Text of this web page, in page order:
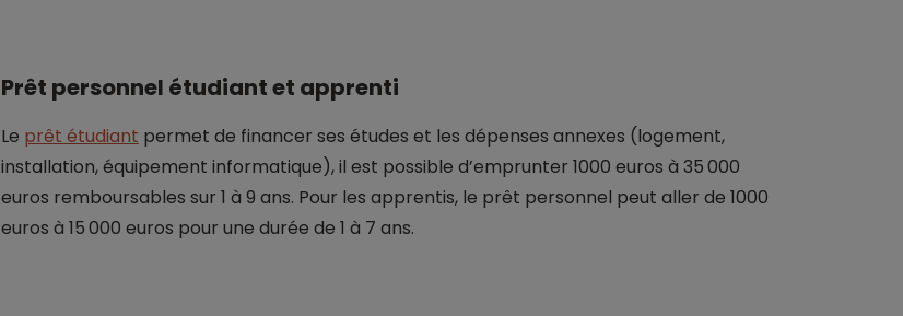
Prêt personnel étudiant et apprenti
Le prêt étudiant permet de financer ses études et les dépenses annexes (logement,
installation, équipement informatique), il est possible d’emprunter 1000 euros à 35 000
euros remboursables sur 1 à 9 ans. Pour les apprentis, le prêt personnel peut aller de 1000
euros à 15 000 euros pour une durée de 1 à 7 ans.